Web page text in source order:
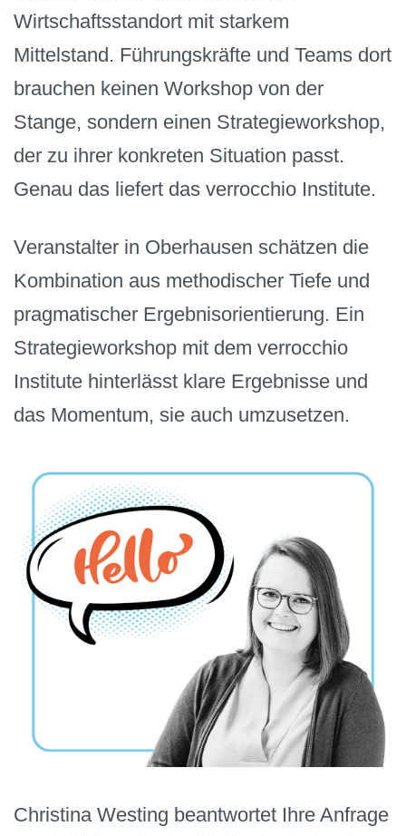
Wirtschaftsstandort mit starkem
Mittelstand. Führungskräfte und Teams dort
brauchen keinen Workshop von der
Stange, sondern einen Strategieworkshop,
der zu ihrer konkreten Situation passt.
Genau das liefert das verrocchio Institute.
Veranstalter in Oberhausen schätzen die
Kombination aus methodischer Tiefe und
pragmatischer Ergebnisorientierung. Ein
Strategieworkshop mit dem verrocchio
Institute hinterlässt klare Ergebnisse und
das Momentum, sie auch umzusetzen.
Christina Westing beantwortet Ihre Anfrage